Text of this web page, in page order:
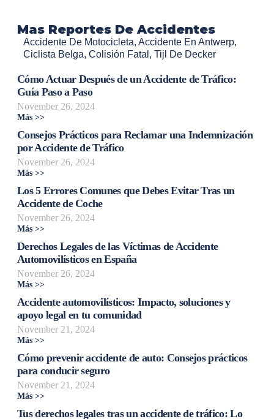
Mas Reportes De Accidentes
Accidente De Motocicleta, Accidente En Antwerp,
Ciclista Belga, Colisión Fatal , Tijl De Decker
Cómo Actuar Después de un Accidente de Tráfico:
Guía Paso a Paso
November 26, 2024
Más >>
Consejos Prácticos para Reclamar una Indemnización
por Accidente de Tráfico
November 26, 2024
Más >>
Los 5 Errores Comunes que Debes Evitar Tras un
Accidente de Coche
November 26, 2024
Más >>
Derechos Legales de las Víctimas de Accidente
Automovilísticos en España
November 26, 2024
Más >>
Accidente automovilísticos: Impacto, soluciones y
apoyo legal en tu comunidad
November 21, 2024
Más >>
Cómo prevenir accidente de auto: Consejos prácticos
para conducir seguro
November 21, 2024
Más >>
Tus derechos legales tras un accidente de tráfico: Lo